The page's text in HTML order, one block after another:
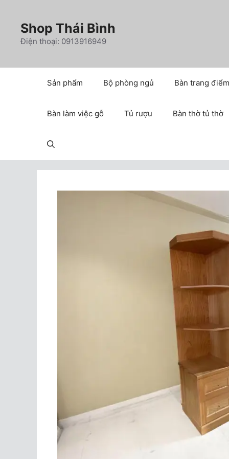
dung
Shop Thái Bình
Điện thoại: 0913916949
Sản phẩm Bộ phòng ngủ Bàn trang điểm
Bàn làm việc gỗ Tủ rượu Bàn thờ tủ thờ